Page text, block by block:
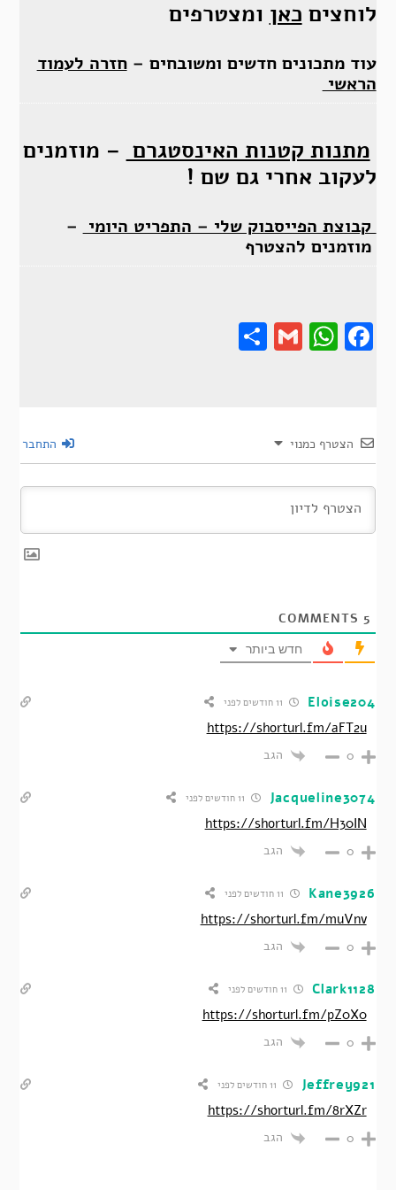
לוחצים כאן ומצטרפים
עוד מתכונים חדשים ומשובחים –חזרה לעמוד
הראשי
מתנות קטנות האינסטגרם – מוזמנים
לעקוב אחרי גם שם !
קבוצת הפייסבוק שלי – התפריט היומי –
מוזמנים להצטרף
Gmail
Share
הצטרף כמנוי התחבר
5
חדש ביותר
Eloise204
https://shorturl.fm/aFT2u
0 הגב
Jacqueline3074
https://shorturl.fm/H30IN
0 הגב
Kane3926
https://shorturl.fm/muVnv
0 הגב
Clark1128
https://shorturl.fm/pZ0X0
0 הגב
Jeffrey921
https://shorturl.fm/8rXZr
0 הגב